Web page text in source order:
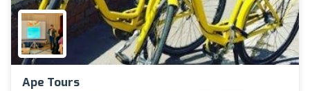
Ape Tours